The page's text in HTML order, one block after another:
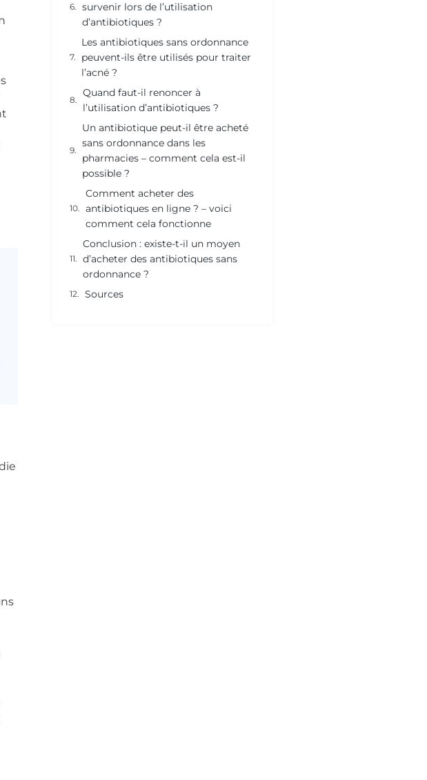
survenir lors de l’utilisation
d’antibiotiques ?
Les antibiotiques sans ordonnance
peuvent-ils être utilisés pour traiter
l’acné ?
Quand faut-il renoncer à
l’utilisation d’antibiotiques ?
Un antibiotique peut-il être acheté
sans ordonnance dans les
pharmacies – comment cela est-il
possible ?
Comment acheter des
antibiotiques en ligne ? – voici
comment cela fonctionne
Conclusion : existe-t-il un moyen
d’acheter des antibiotiques sans
ordonnance ?
Sources